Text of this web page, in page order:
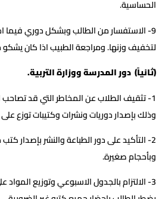
الحساسية.
9- الاستفسار من الطالب وبشكل دوري فيما
لتخفيف وزنها. ومراجعة الطبيب اذا كان يشكو
(ثانياً) دور المدرسة ووزارة التربية.
1- تثقيف الطلاب عن المخاطر التي قد تصاحب
وذلك بإصدار دوريات ونشرات وكتيبات توزع
2- التأكيد على دور الطباعة والنشر بإصدار
وبأحجام صغيرة.
3- الالتزام بالجدول الاسبوعي وتوزيع